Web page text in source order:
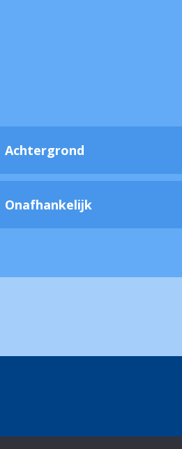
Achtergrond
Onafhankelijk